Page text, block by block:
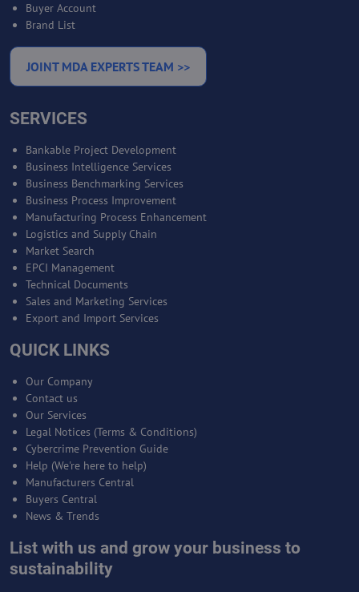
Buyer Account
Brand List
JOINT MDA EXPERTS TEAM >>
SERVICES
Bankable Project Development
Business Intelligence Services
Business Benchmarking Services
Business Process Improvement
Manufacturing Process Enhancement
Logistics and Supply Chain
Market Search
EPCI Management
Technical Documents
Sales and Marketing Services
Export and Import Services
QUICK LINKS
Our Company
Contact us
Our Services
Legal Notices (Terms & Conditions)
Cybercrime Prevention Guide
Help (We're here to help)
Manufacturers Central
Buyers Central
News & Trends
List with us and grow your business to
sustainability